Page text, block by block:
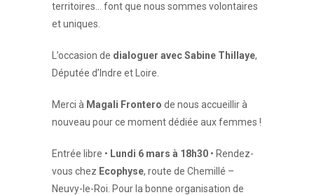
territoires… font que nous sommes volontaires
et uniques.
L’occasion de dialoguer avec Sabine Thillaye,
Députée d’Indre et Loire.
Merci à Magali Frontero de nous accueillir à
nouveau pour ce moment dédiée aux femmes !
Entrée libre • Lundi 6 mars à 18h30 • Rendez-
vous chez Ecophyse, route de Chemillé –
Neuvy-le-Roi. Pour la bonne organisation de